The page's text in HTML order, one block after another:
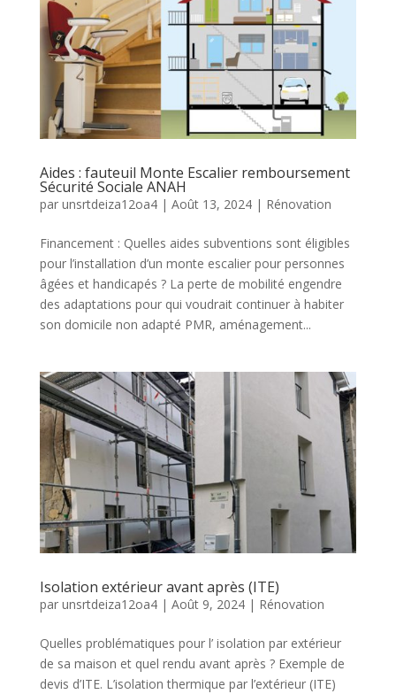
Aides : fauteuil Monte Escalier remboursement
Sécurité Sociale ANAH
par unsrtdeiza12oa4| Août 13, 2024| Rénovation
Financement : Quelles aides subventions sont éligibles
pour l’installation d’un monte escalier pour personnes
âgées et handicapés ? La perte de mobilité engendre
des adaptations pour qui voudrait continuer à habiter
son domicile non adapté PMR, aménagement...
Isolation extérieur avant après (ITE)
par unsrtdeiza12oa4| Août 9, 2024| Rénovation
Quelles problématiques pour l’ isolation par extérieur
de sa maison et quel rendu avant après ? Exemple de
devis d’ITE. L’isolation thermique par l’extérieur (ITE)